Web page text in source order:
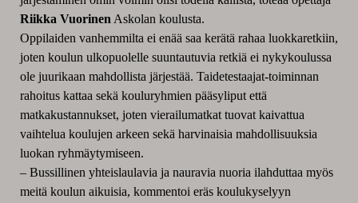
Riikka Vuorinen Askolan koulusta.
Oppilaiden vanhemmilta ei enää saa kerätä rahaa luokkaretkiin,
joten koulun ulkopuolelle suuntautuvia retkiä ei nykykoulussa
ole juurikaan mahdollista järjestää. Taidetestaajat-toiminnan
rahoitus kattaa sekä kouluryhmien pääsyliput että
matkakustannukset, joten vierailumatkat tuovat kaivattua
vaihtelua koulujen arkeen sekä harvinaisia mahdollisuuksia
luokan ryhmäytymiseen.
– Bussillinen yhteislaulavia ja nauravia nuoria ilahduttaa myös
meitä koulun aikuisia, kommentoi eräs koulukyselyyn